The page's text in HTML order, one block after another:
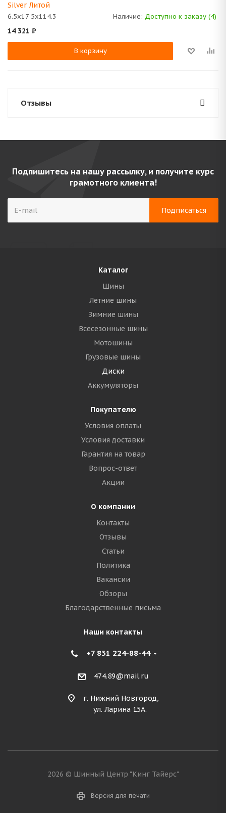
Silver Литой
6.5x17 5x114.3 Наличие: Доступно к заказу (4)
14 321 ₽
В корзину
Отзывы
Подпишитесь на нашу рассылку, и получите курс
грамотного клиента!
Каталог
Шины
Летние шины
Зимние шины
Всесезонные шины
Мотошины
Грузовые шины
Диски
Аккумуляторы
Покупателю
Условия оплаты
Условия доставки
Гарантия на товар
Вопрос-ответ
Акции
О компании
Контакты
Отзывы
Статьи
Политика
Вакансии
Обзоры
Благодарственные письма
Наши контакты
+7 831 224-88-44
474.89@mail.ru
г. Нижний Новгород,
ул. Ларина 15А.
2026 © Шинный Центр "Кинг Тайерс"
Версия для печати